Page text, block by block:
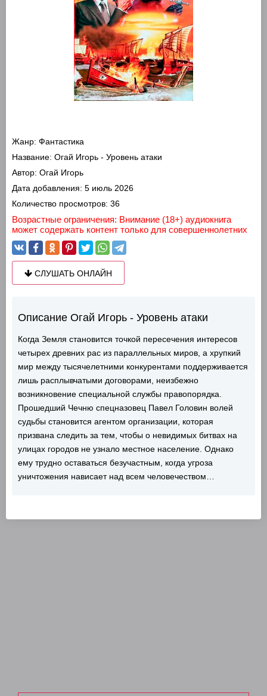
Жанр: Фантастика
Название: Огай Игорь - Уровень атаки
Автор: Огай Игорь
Дата добавления: 5 июль 2026
Количество просмотров: 36
Возрастные ограничения: Внимание (18+) аудиокнига
может содержать контент только для совершеннолетних
СЛУШАТЬ ОНЛАЙН
Описание Огай Игорь - Уровень атаки
Когда Земля становится точкой пересечения интересов
четырех древних рас из параллельных миров, а хрупкий
мир между тысячелетними конкурентами поддерживается
лишь расплывчатыми договорами, неизбежно
возникновение специальной службы правопорядка.
Прошедший Чечню спецназовец Павел Головин волей
судьбы становится агентом организации, которая
призвана следить за тем, чтобы о невидимых битвах на
улицах городов не узнало местное население. Однако
ему трудно оставаться безучастным, когда угроза
уничтожения нависает над всем человечеством…